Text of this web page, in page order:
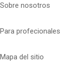
Sobre nosotros
Para profecionales
Mapa del sitio